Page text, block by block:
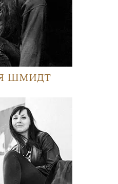
Шмидт